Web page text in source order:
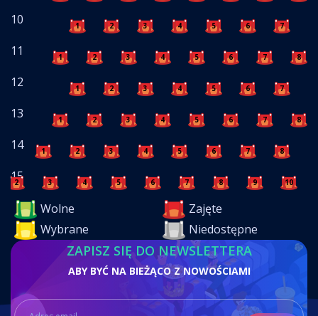
10 1 2 3 4 5 6 7
11 1 2 3 4 5 6 7 8
12 1 2 3 4 5 6 7
13 1 2 3 4 5 6 7 8
14 1 2 3 4 5 6 7 8
15
2 3 4 5 6 7 8 9 10
Wolne
Zajęte
Wybrane
Niedostępne
ZAPISZ SIĘ DO NEWSLETTERA
ABY BYĆ NA BIEŻĄCO Z NOWOŚCIAMI